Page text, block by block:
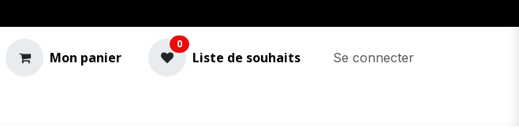
Mon panier
0
Liste de souhaits Se connecter